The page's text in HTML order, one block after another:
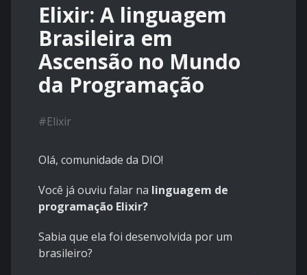
Elixir: A linguagem
Brasileira em
Ascensão no Mundo
da Programação
#Elixir
Olá, comunidade da DIO!
Você já ouviu falar na linguagem de
programação Elixir?
Sabia que ela foi desenvolvida por um
brasileiro?